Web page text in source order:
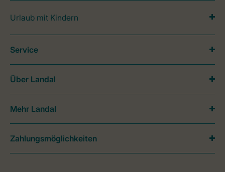
Urlaub mit Kindern
Service
Über Landal
Mehr Landal
Zahlungsmöglichkeiten